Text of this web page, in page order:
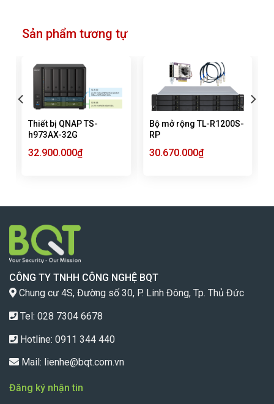
Sản phẩm tương tự
Thiết bị QNAP TS-
h973AX-32G
32.900.000₫
Bộ mở rộng TL-R1200S-
RP
30.670.000₫
CÔNG TY TNHH CÔNG NGHỆ BQT
Chung cư 4S, Đường số 30, P. Linh Đông, Tp. Thủ Đức
Tel: 028 7304 6678
Hotline: 0911 344 440
Mail: lienhe@bqt.com.vn
Đăng ký nhận tin